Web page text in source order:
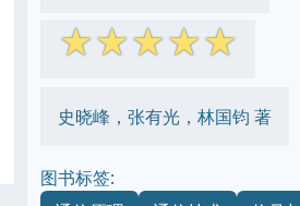
☆☆☆☆☆
史晓峰，张有光，林国钧 著
图书标签: